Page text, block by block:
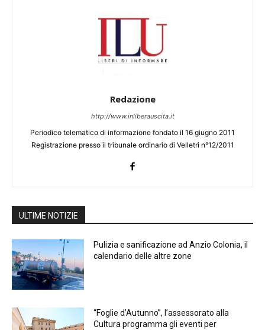
Redazione
http://www.inliberauscita.it
Periodico telematico di informazione fondato il 16 giugno 2011
Registrazione presso il tribunale ordinario di Velletri n°12/2011
ULTIME NOTIZIE
Pulizia e sanificazione ad Anzio Colonia, il
calendario delle altre zone
“Foglie d’Autunno”, l’assessorato alla
Cultura programma gli eventi per